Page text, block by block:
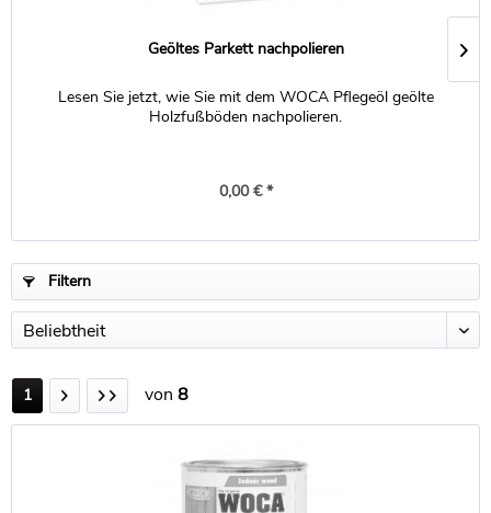
Geöltes Parkett nachpolieren
Lesen Sie jetzt, wie Sie mit dem WOCA Pflegeöl geölte
Holzfußböden nachpolieren.
0,00 € *
Filtern
1 von 8